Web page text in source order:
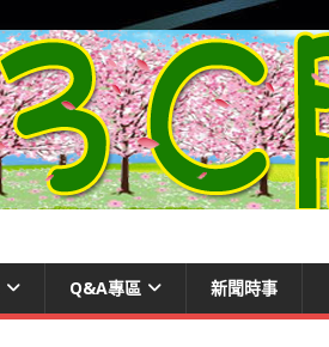
Q&A專區 新聞時事